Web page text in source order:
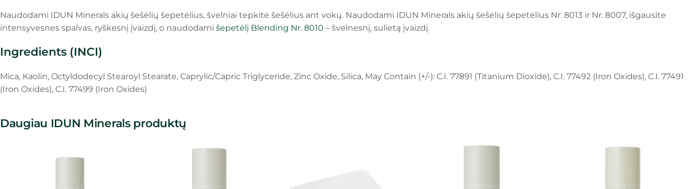
Naudodami IDUN Minerals akių šešėlių šepetėlius, švelniai tepkite šešėlius ant vokų. Naudodami IDUN Minerals akių šešėlių šepetėlius Nr. 8013 ir Nr. 8007, išgausite
intensyvesnes spalvas, ryškesnį įvaizdį, o naudodami šepetėlį Blending Nr. 8010 – švelnesnį, sulietą įvaizdį.
Ingredients (INCI)
Mica, Kaolin, Octyldodecyl Stearoyl Stearate, Caprylic/Capric Triglyceride, Zinc Oxide, Silica, May Contain (+/-): C.I. 77891 (Titanium Dioxide), C.I. 77492 (Iron Oxides), C.I. 77491
(Iron Oxides), C.I. 77499 (Iron Oxides)
Daugiau IDUN Minerals produktų